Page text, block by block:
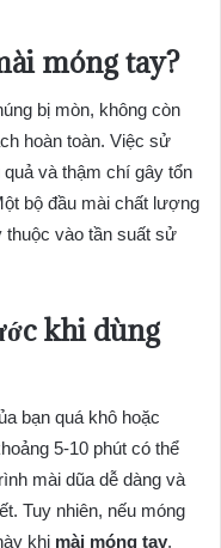
móng tay?
bị mòn, không còn
hoàn toàn. Việc sử
và thậm chí gây tổn
bộ đầu mài chất lượng
thuộc vào tần suất sử
khi dùng
bạn quá khô hoặc
5-10 phút có thể
mài dũa dễ dàng và
Tuy nhiên, nếu móng
khi mài móng tay.